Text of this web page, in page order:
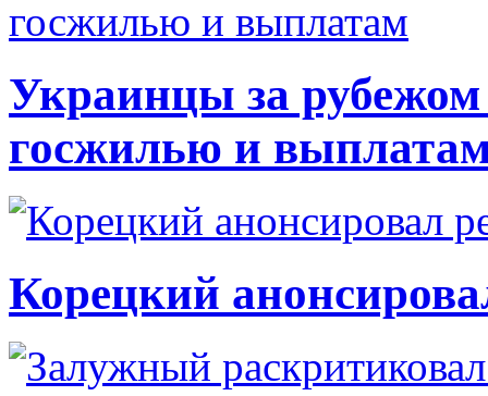
Украинцы за рубежом
госжилью и
Корецкий